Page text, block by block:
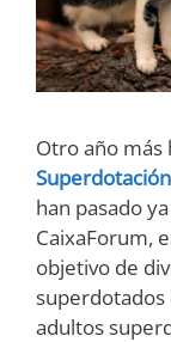
Otro año más
han pasado
CaixaForum,
objetivo de
superdotados
adultos